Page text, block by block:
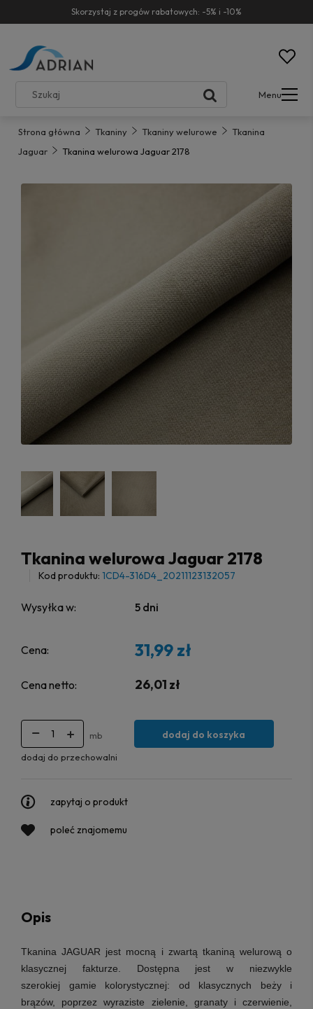
Skorzystaj z progów rabatowych: -5% i -10%
Menu
Strona główna Tkaniny Tkaniny welurowe
Tkanina
Jaguar
Tkanina welurowa Jaguar 2178
Tkanina welurowa Jaguar 2178
Kod produktu: 1CD4-316D4_20211123132057
Wysyłka w: 5 dni
Cena: 31,99 zł
Cena netto: 26,01 zł
mb dodaj do koszyka
dodaj do przechowalni
zapytaj o produkt
poleć znajomemu
Opis
Tkanina JAGUAR jest mocną i zwartą tkaniną welurową o
klasycznej fakturze. Dostępna jest w niezwykle
szerokiej gamie kolorystycznej: od klasycznych beży i
brązów, poprzez wyraziste zielenie, granaty i czerwienie,